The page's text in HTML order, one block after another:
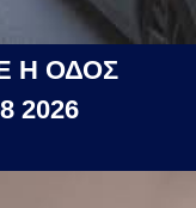
Η ΟΔΟΣ
2026